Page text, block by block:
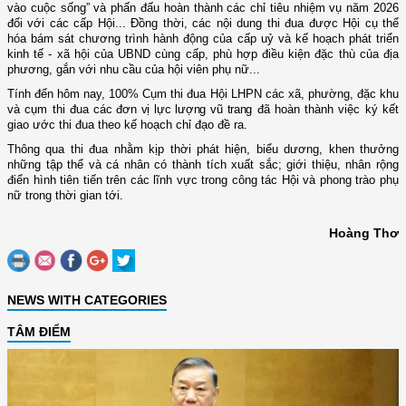
vào cuộc sống” và phấn đấu hoàn thành các chỉ tiêu nhiệm vụ năm 2026
đối với các cấp Hội... Đồng thời, các nội dung thi đua được Hội cụ thể
hóa bám sát chương trình hành động của cấp uỷ và kế hoạch phát triển
kinh tế - xã hội của UBND cùng cấp, phù hợp điều kiện đặc thù của địa
phương, gắn với nhu cầu của hội viên phụ nữ...
Tính đến hôm nay, 100% Cụm thi đua Hội LHPN các xã, phường, đặc khu
và cụm thi đuacác đơn vị lực lượng vũ trang đã hoàn thành việc ký kết
giao ước thi đua theo kế hoạch chỉ đạo đề ra.
Thông qua thi đua nhằm kịp thời phát hiện, biểu dương, khen thưởng
những tập thể và cá nhân có thành tích xuất sắc; giới thiệu, nhân rộng
điển hình tiên tiến trên các lĩnh vực trong công tác Hội và phong trào phụ
nữ trong thời gian tới.
Hoàng Thơ
NEWS WITH CATEGORIES
TÂM ĐIỂM